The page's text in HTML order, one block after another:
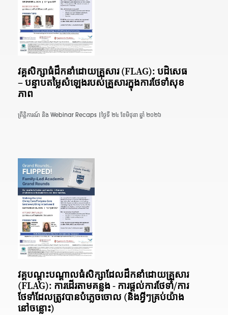
វគ្គ​សិក្សា​ធំ​ដឹកនាំ​ដោយ​គ្រួសារ (FLAG): បដិសេធ
– បន្ទាប​តម្លៃ​សំឡេង​របស់​គ្រួសារ​ក្នុង​ការ​ថែទាំ​សុខ
ភាព
ព្រឹត្តិការណ៍ និង Webinar Recaps | ថ្ងៃទី ២៤ ខែមិថុនា ឆ្នាំ ២០២៦
វគ្គបណ្តុះបណ្តាលធំសិក្សាដែលដឹកនាំដោយគ្រួសារ
(FLAG): ការដើរតាមគន្លង - ការផ្តល់ការថែទាំ/ការ
ថែទាំដែលត្រូវបានបំភ្លេចចោល (និងអ្វីៗគ្រប់យ៉ាង
នៅចន្លោះ)